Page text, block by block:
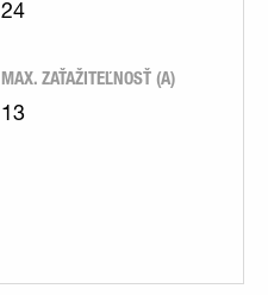
24
MAX. ZAŤAŽITEĽNOSŤ (A)
13